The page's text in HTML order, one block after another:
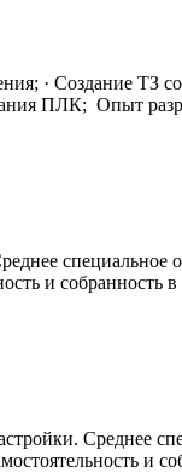
· Создание ТЗ
ПЛК; Опыт
и собранность в
Среднее
и